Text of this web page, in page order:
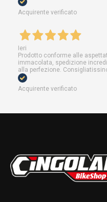
Acquirente verificato
Ieri
Prodotto conforme alle
immacolata, spedizione
alla perfezione.
Acquirente verificato